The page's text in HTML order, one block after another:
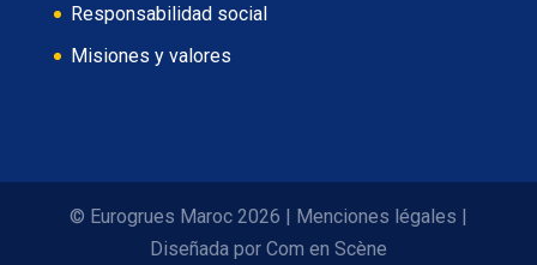
Responsabilidad social
Misiones y valores
© Eurogrues Maroc 2026 Menciones légales
Diseñada por Com en Scène